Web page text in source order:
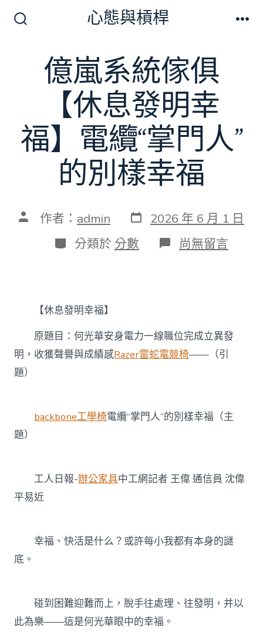
心態與槓桿
億嵐系統傢俱
【休息發明幸
福】電纜“掌門人”
的別樣幸福
文 作者： admin 發
表
日
期
2026 年 6 月 1 日
分
類
分類於 分數 在
〈億
息
發
明
纜
“掌
樣
尚無留言
【休息發明幸福】
原題目：何光華安身電力一線職位完成立異發
明，收獲聲譽與成績感Razer雷蛇電競椅——（引
題）
backbone工學椅電纜“掌門人”的別樣幸福（主
題）
工人日報-辦公家具中工網記者 王偉 通信員 沈偉
平易近
幸福、快活是什么？或許每小我都有本身的謎
底。
碰到困難迎難而上，脫手往處理、往發明，并以
此為樂——這是何光華眼中的幸福。